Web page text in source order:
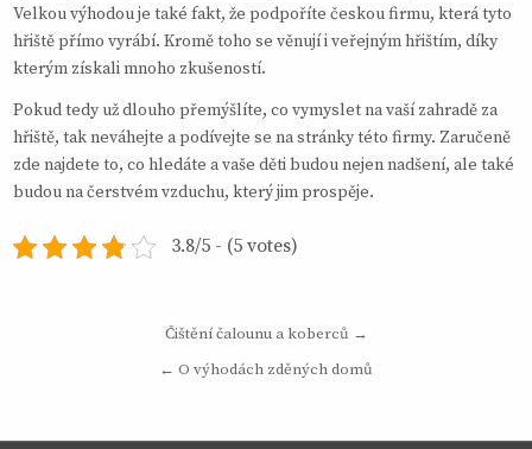
Velkou výhodou je také fakt, že podpoříte českou firmu, která tyto
hřiště přímo vyrábí. Kromě toho se věnují i veřejným hřištím, díky
kterým získali mnoho zkušeností.
Pokud tedy už dlouho přemýšlíte, co vymyslet na vaší zahradě za
hřiště, tak neváhejte a podívejte se na stránky této firmy. Zaručeně
zde najdete to, co hledáte a vaše děti budou nejen nadšení, ale také
budou na čerstvém vzduchu, který jim prospěje.
3.8/5 - (5 votes)
Čištění čalounu a koberců →
← O výhodách zděných domů